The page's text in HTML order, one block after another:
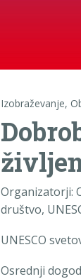
Izobraževanje,
Organizatorji:
društvo,
UNESCO
Osrednji